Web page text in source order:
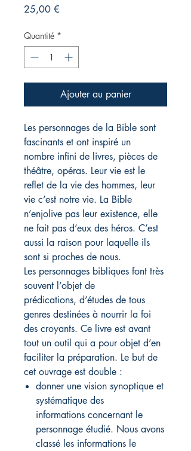
25,00 €Prix
Quantité *
Ajouter au panier
Les personnages de la Bible sont
fascinants et ont inspiré un
nombre infini de livres, pièces de
théâtre, opéras. Leur vie est le
reflet de la vie des hommes, leur
vie c’est notre vie. La Bible
n’enjolive pas leur existence, elle
ne fait pas d’eux des héros. C’est
aussi la raison pour laquelle ils
sont si proches de nous.
Les personnages bibliques font très
souvent l’objet de
prédications, d’études de tous
genres destinées à nourrir la foi
des croyants. Ce livre est avant
tout un outil qui a pour objet d’en
faciliter la préparation. Le but de
cet ouvrage est double :
donner une vision synoptique et
systématique des
informations concernant le
personnage étudié. Nous avons
classé les informations le